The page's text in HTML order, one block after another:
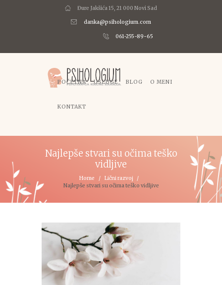
Đure Jakšića 15, 21 000 Novi Sad
danka@psihologium.com
061-255-89-65
POČETNA USLUGE BLOG O MENI
KONTAKT
Najlepše stvari su očima teško
vidljive
Home
Lični razvoj
Najlepše stvari su očima teško vidljive